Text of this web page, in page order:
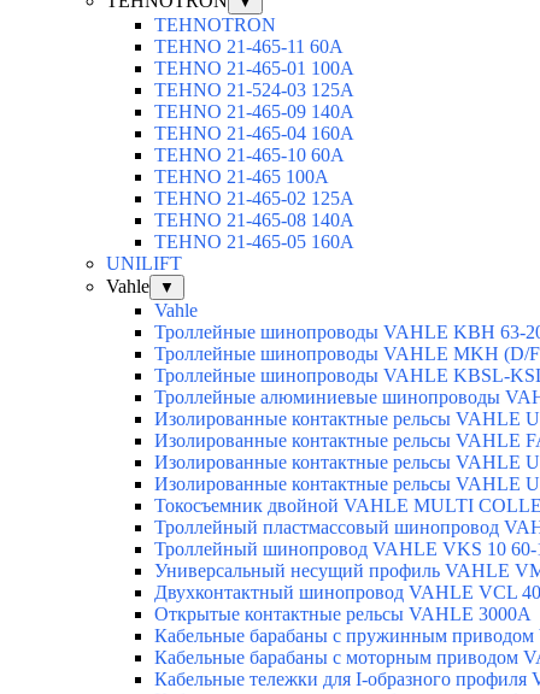
TEHNOTRON
TEHNO 21-465-11 60A
TEHNO 21-465-01 100A
TEHNO 21-524-03 125A
TEHNO 21-465-09 140A
TEHNO 21-465-04 160A
TEHNO 21-465-10 60A
TEHNO 21-465 100A
TEHNO 21-465-02 125А
TEHNO 21-465-08 140A
TEHNO 21-465-05 160A
UNILIFT
Vahle
▼
Vahle
Троллейные шинопроводы VAHLE KBH 63-
Троллейные шинопроводы VAHLE MKH (D/
Троллейные шинопроводы VAHLE KBSL-
Троллейные алюминиевые шинопроводы
Изолированные контактные рельсы VAHLE
Изолированные контактные рельсы VAHLE
Изолированные контактные рельсы VAHLE
Изолированные контактные рельсы VAHLE
Токосъемник двойной VAHLE MULTI
Троллейный пластмассовый шинопровод
Троллейный шинопровод VAHLE VKS 10
Универсальный несущий профиль VAHLE
Двухконтактный шинопровод VAHLE VCL
Открытые контактные рельсы VAHLE 3000А
Кабельные барабаны с пружинным
Кабельные барабаны с моторным приводом
Кабельные тележки для I-образного профиля